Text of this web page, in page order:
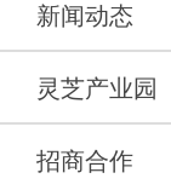
新闻动态
灵芝产业园
招商合作